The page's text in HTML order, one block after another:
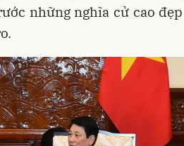
những nghĩa cử cao